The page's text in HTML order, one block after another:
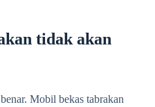
tidak akan
Mobil bekas tabrakan